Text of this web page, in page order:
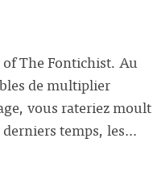
The Fontichist. Au
de multiplier
vous rateriez moult
derniers temps, les…